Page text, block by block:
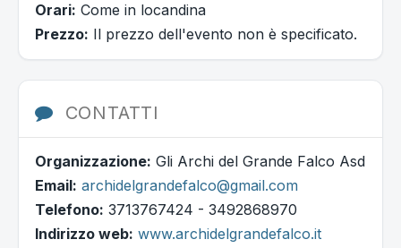
Orari: Come in locandina
Prezzo: Il prezzo dell'evento non è specificato.
CONTATTI
Organizzazione: Gli Archi del Grande Falco Asd
Email: archidelgrandefalco@gmail.com
Telefono: 3713767424 - 3492868970
Indirizzo web: www.archidelgrandefalco.it